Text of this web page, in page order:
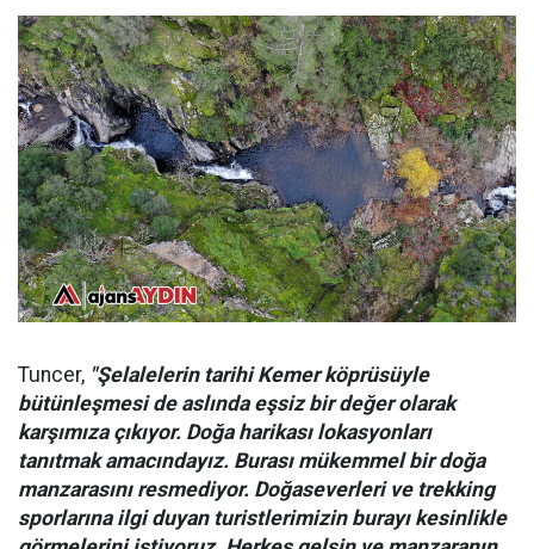
Tuncer, "Şelalelerin tarihi Kemer köprüsüyle
bütünleşmesi de aslında eşsiz bir değer olarak
karşımıza çıkıyor. Doğa harikası lokasyonları
tanıtmak amacındayız. Burası mükemmel bir doğa
manzarasını resmediyor. Doğaseverleri ve trekking
sporlarına ilgi duyan turistlerimizin burayı kesinlikle